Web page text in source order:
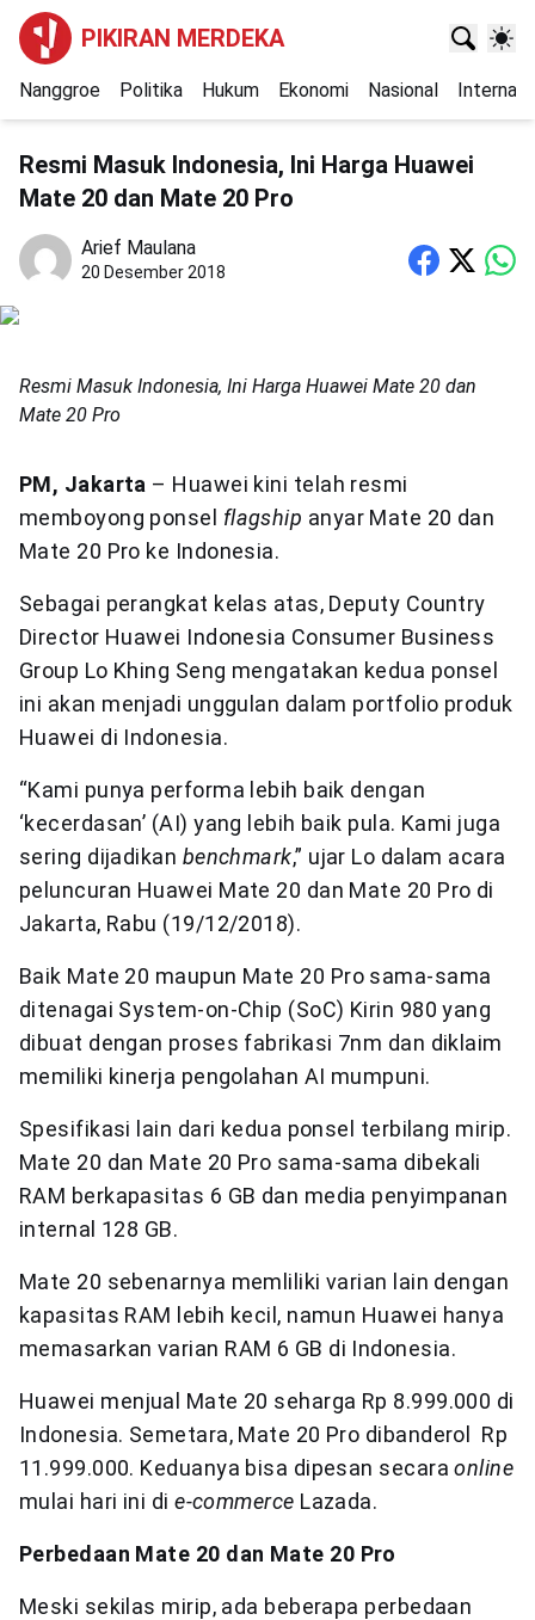
PIKIRAN MERDEKA
Nanggroe Politika Hukum Ekonomi Nasional
Resmi Masuk Indonesia, Ini Harga Huawei
Mate 20 dan Mate 20 Pro
Arief Maulana
20 Desember 2018
Resmi Masuk Indonesia, Ini Harga Huawei Mate 20 dan
Mate 20 Pro
PM, Jakarta – Huawei kini telah resmi
memboyong ponsel flagship anyar Mate 20 dan
Mate 20 Pro ke Indonesia.
Sebagai perangkat kelas atas, Deputy Country
Director Huawei Indonesia Consumer Business
Group Lo Khing Seng mengatakan kedua ponsel
ini akan menjadi unggulan dalam portfolio produk
Huawei di Indonesia.
“Kami punya performa lebih baik dengan
‘kecerdasan’ (AI) yang lebih baik pula. Kami juga
sering dijadikan benchmark,” ujar Lo dalam acara
peluncuran Huawei Mate 20 dan Mate 20 Pro di
Jakarta, Rabu (19/12/2018).
Baik Mate 20 maupun Mate 20 Pro sama-sama
ditenagai System-on-Chip (SoC) Kirin 980 yang
dibuat dengan proses fabrikasi 7nm dan diklaim
memiliki kinerja pengolahan AI mumpuni.
Spesifikasi lain dari kedua ponsel terbilang mirip.
Mate 20 dan Mate 20 Pro sama-sama dibekali
RAM berkapasitas 6 GB dan media penyimpanan
internal 128 GB.
Mate 20 sebenarnya memliliki varian lain dengan
kapasitas RAM lebih kecil, namun Huawei hanya
memasarkan varian RAM 6 GB di Indonesia.
Huawei menjual Mate 20 seharga Rp 8.999.000 di
Indonesia. Semetara, Mate 20 Pro dibanderol Rp
11.999.000. Keduanya bisa dipesan secaraonline
mulai hari ini die-commerce Lazada.
Perbedaan Mate 20 dan Mate 20 Pro
Meski sekilas mirip, ada beberapa perbedaan